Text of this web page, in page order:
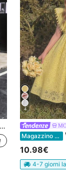
4
Magazzino EU
10.98€
4-7 giorni